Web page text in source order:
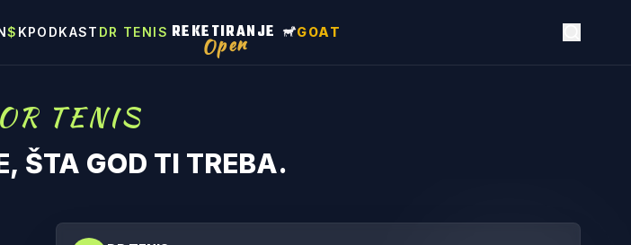
$ KPODKAST DR TENIS REKETIRANJE
Open GOAT
TENIS
ŠTA GOD TI TREBA.